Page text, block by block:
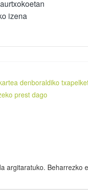
izena
denboraldiko
prest dago
argitaratuko. Beharrezko